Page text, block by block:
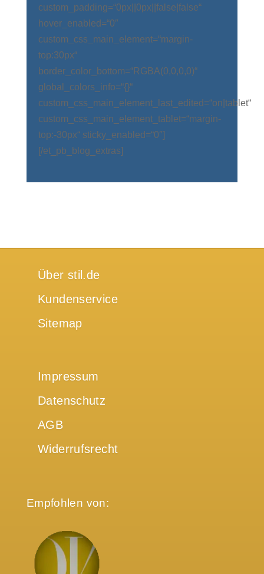
custom_padding=“0px||0px||false|false“
hover_enabled=“0″
custom_css_main_element=“margin-
top:30px“
border_color_bottom=“RGBA(0,0,0,0)“
global_colors_info=“{}“
custom_css_main_element_last_edited=“on|tablet“
custom_css_main_element_tablet=“margin-
top:-30px“ sticky_enabled=“0″]
[/et_pb_blog_extras]
Über stil.de
Kundenservice
Sitemap
Impressum
Datenschutz
AGB
Widerrufsrecht
Empfohlen von: